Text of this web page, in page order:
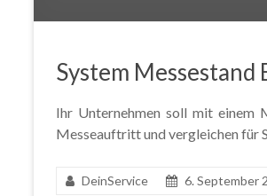
System
Ihr Unternehmen soll mit einem
Messeauftritt und vergleichen für
DeinService 6. September